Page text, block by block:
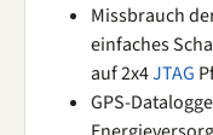
Missbrauch
einfaches
auf 2x4JTAG
GPS-